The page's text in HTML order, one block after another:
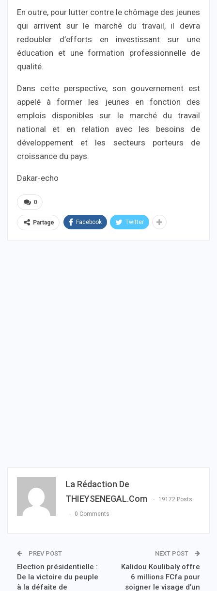
En outre, pour lutter contre le chômage des jeunes
qui arrivent sur le marché du travail, il devra
redoubler d’efforts en investissant sur une
éducation et une formation professionnelle de
qualité.
Dans cette perspective, son gouvernement est
appelé à former les jeunes en fonction des
emplois disponibles sur le marché du travail
national et en relation avec les besoins de
développement et les secteurs porteurs de
croissance du pays.
Dakar-echo
0
Partage Facebook Twitter
La Rédaction De
THIEYSENEGAL.com
19172 Posts
0 Comments
PREV POST
Election présidentielle :
De la victoire du peuple
à la défaite de
NEXT POST
Kalidou Koulibaly offre
6 millions FCfa pour
soigner le visage d’un